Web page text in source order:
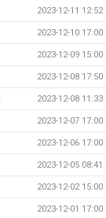
2023-12-11 12:52
2023-12-10 17:00
2023-12-09 15:00
2023-12-08 17:50
2023-12-08 11:33
2023-12-07 17:00
2023-12-06 17:00
2023-12-05 08:41
2023-12-02 15:00
2023-12-01 17:00